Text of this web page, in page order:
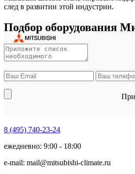
след в развитии этой индустрии.
Подбор оборудования
8 (495) 740-23-24
ежедневно: 9:00 - 18:00
e-mail: mail@mitsubishi-climate.ru